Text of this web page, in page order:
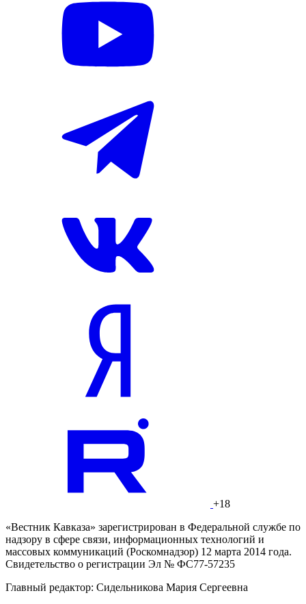
+18
«Вестник Кавказа» зарегистрирован в Федеральной службе по
надзору в сфере связи, информационных технологий и
массовых коммуникаций (Роскомнадзор) 12 марта 2014 года.
Свидетельство о регистрации Эл № ФС77-57235
Главный редактор: Сидельникова Мария Сергеевна